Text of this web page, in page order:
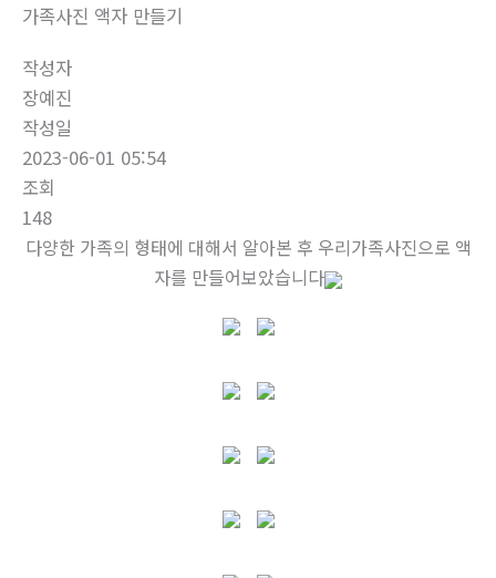
가족사진 액자 만들기
작성자
장예진
작성일
2023-06-01 05:54
조회
148
다양한 가족의 형태에 대해서 알아본 후 우리가족사진으로 액
자를 만들어보았습니다